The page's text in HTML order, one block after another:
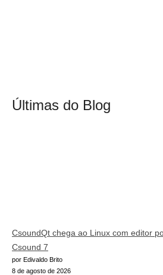
Últimas do Blog
CsoundQt chega ao Linux com editor
Csound 7
por Edivaldo Brito
8 de agosto de 2026